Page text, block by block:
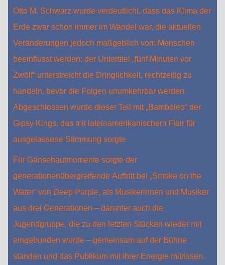
Otto M. Schwarz wurde verdeutlicht, dass das Klima der
Erde zwar schon immer im Wandel war, die aktuellen
Veränderungen jedoch maßgeblich vom Menschen
beeinflusst werden; der Untertitel „fünf Minuten vor
Zwölf“ unterstreicht die Dringlichkeit, rechtzeitig zu
handeln, bevor die Folgen unumkehrbar werden.
Abgeschlossen wurde dieser Teil mit „Bamboleo“ der
Gipsy Kings, das mit lateinamerikanischem Flair für
ausgelassene Stimmung sorgte
Für Gänsehautmomente sorgte der
generationenübergreifende Auftritt bei „Smoke on the
Water“ von Deep Purple, als Musikerinnen und Musiker
aus drei Generationen – darunter auch die
Jugendgruppe, die zu den letzten Stücken wieder mit
eingebunden wurde – gemeinsam auf der Bühne
standen und das Publikum mit ihrer Energie mitrissen.